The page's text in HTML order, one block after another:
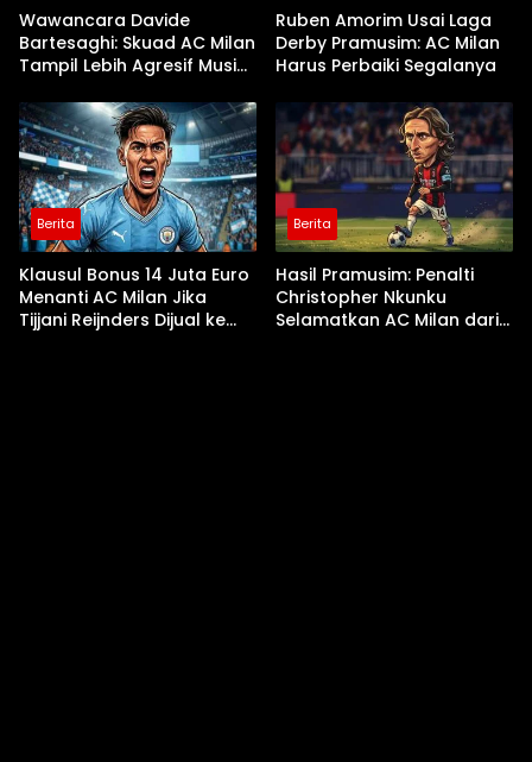
Wawancara Davide
Bartesaghi: Skuad AC Milan
Tampil Lebih Agresif Musim
Ruben Amorim Usai Laga
Derby Pramusim: AC Milan
Harus Perbaiki Segalanya
Berita
Klausul Bonus 14 Juta Euro
Menanti AC Milan Jika
Tijjani Reijnders Dijual ke
Berita
Hasil Pramusim: Penalti
Christopher Nkunku
Selamatkan AC Milan dari